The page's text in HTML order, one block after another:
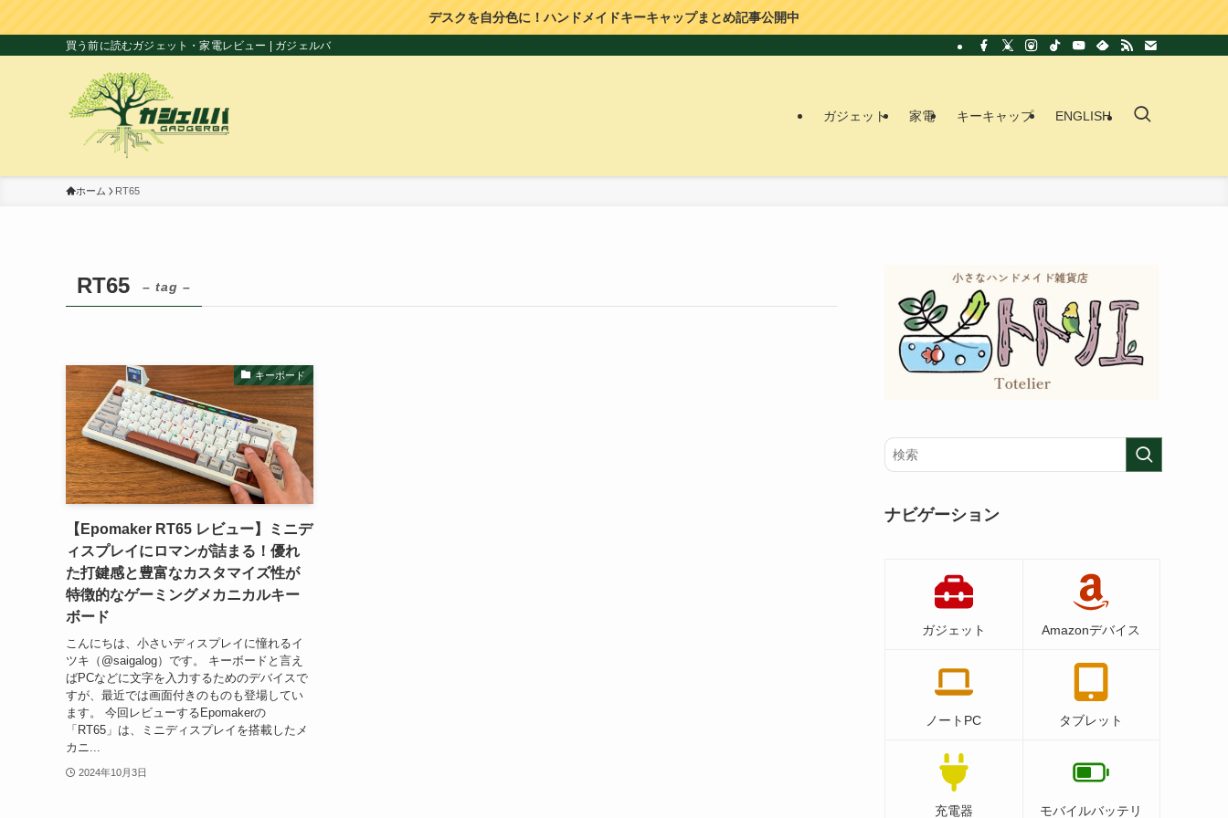
デスクを自分色に！ハンドメイドキーキャップまとめ記事公開中
買う前に読むガジェット・家電レビュー | ガジェルバ
ガジェット 家電 キーキャップ ENGLISH
ホーム RT65
RT65 – tag –
キーボード
【Epomaker RT65 レビュー】ミニデ
ィスプレイにロマンが詰まる！優れ
た打鍵感と豊富なカスタマイズ性が
特徴的なゲーミングメカニカルキー
ボード
こんにちは、小さいディスプレイに憧れるイ
ツキ（@saigalog）です。 キーボードと言え
ばPCなどに文字を入力するためのデバイスで
すが、最近では画面付きのものも登場してい
ます。 今回レビューするEpomakerの
「RT65」は、ミニディスプレイを搭載したメ
カニ...
2024年10月3日
ナビゲーション
ガジェット Amazonデバイス
ノートPC タブレット
充電器
モバイルバッテリ